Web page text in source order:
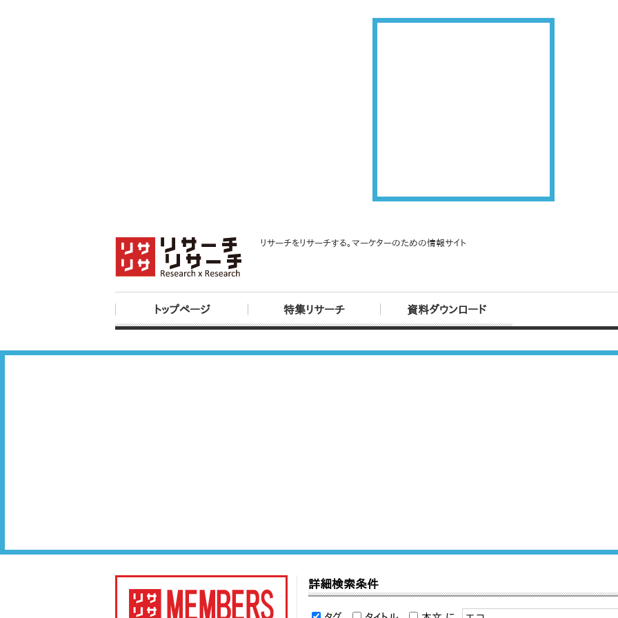
リサーチをリサーチする。マーケターのための情報サイト
トップページ 特集リサーチ 資料ダウンロード
詳細検索条件